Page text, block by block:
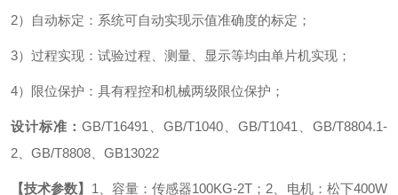
2）自动标定：系统可自动实现示值准确度的标定；
3）过程实现：试验过程、测量、显示等均由单片机实现；
4）限位保护：具有程控和机械两级限位保护；
设计标准： GB/T16491、GB/T1040、GB/T1041、GB/T8804.1-
2、GB/T8808、GB13022
【技术参数】 1、容量：传感器100KG-2T； 2、电机：松下400W